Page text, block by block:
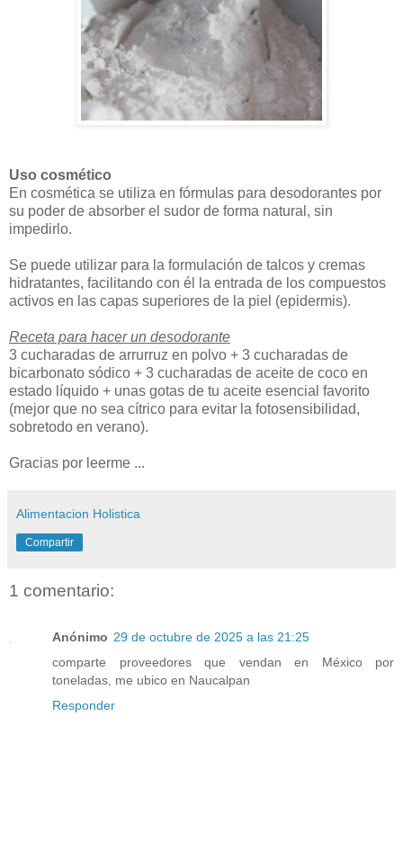
Uso cosmético
En cosmética se utiliza en fórmulas para desodorantes por
su poder de absorber el sudor de forma natural, sin
impedirlo.
Se puede utilizar para la formulación de talcos y cremas
hidratantes, facilitando con él la entrada de los compuestos
activos en las capas superiores de la piel (epidermis).
Receta para hacer un desodorante
3 cucharadas de arrurruz en polvo + 3 cucharadas de
bicarbonato sódico + 3 cucharadas de aceite de coco en
estado líquido + unas gotas de tu aceite esencial favorito
(mejor que no sea cítrico para evitar la fotosensibilidad,
sobretodo en verano).
Gracias por leerme ...
Alimentacion Holistica
Compartir
1 comentario:
Anónimo 29 de octubre de 2025 a las 21:25
comparte proveedores que vendan en México por
toneladas, me ubico en Naucalpan
Responder